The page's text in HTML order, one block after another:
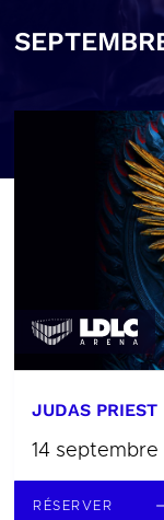
JUDAS PRIEST
14
RÉSERVER